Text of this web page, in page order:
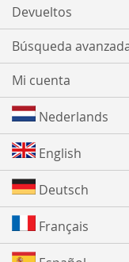
Devueltos
Búsqueda
Mi cuenta
Nederlands
English
Deutsch
Français